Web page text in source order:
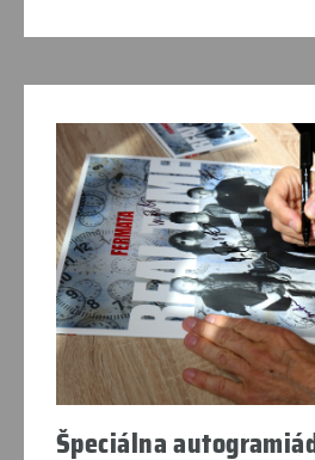
Špeciálna